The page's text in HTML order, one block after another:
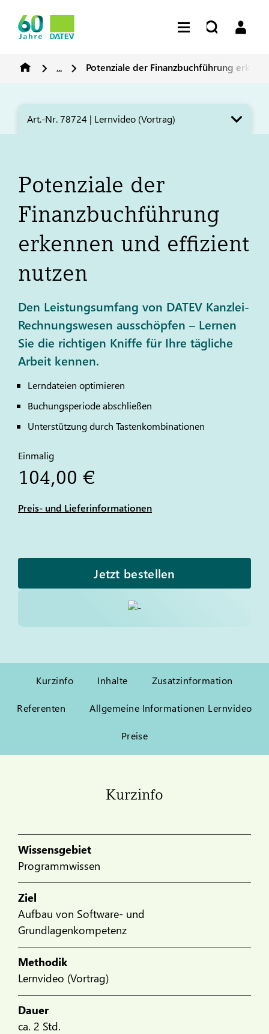
... Potenziale der Finanzbuchführung
Art.-Nr. 78724 | Lernvideo (Vortrag)
Potenziale der
Finanzbuchführung
erkennen und effizient
nutzen
Den Leistungsumfang von DATEV Kanzlei-
Rechnungswesen ausschöpfen – Lernen
Sie die richtigen Kniffe für Ihre tägliche
Arbeit kennen.
Lerndateien optimieren
Buchungsperiode abschließen
Unterstützung durch Tastenkombinationen
Einmalig
104,00 €
Preis- und Lieferinformationen
Jetzt bestellen
Kurzinfo Inhalte Zusatzinformation
Referenten Allgemeine Informationen Lernvideo
Preise
Kurzinfo
Wissensgebiet
Programmwissen
Ziel
Aufbau von Software- und
Grundlagenkompetenz
Methodik
Lernvideo (Vortrag)
Dauer
ca. 2 Std.